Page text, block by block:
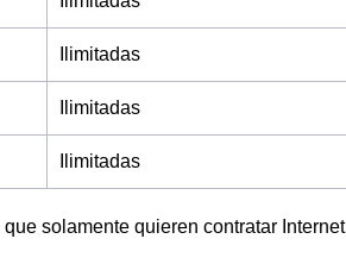
Ilimitadas
Ilimitadas
Ilimitadas
solamente quieren contratar Internet